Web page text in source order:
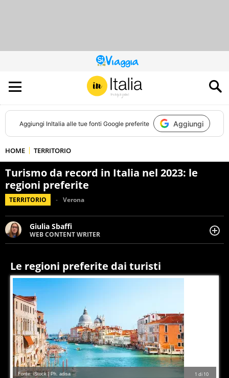
QUESTO
SITO
CONTRIBUISCE
ALL’AUDIENCE
DI
Aggiungi InItalia alle tue fonti Google preferite Aggiungi
HOME TERRITORIO
Turismo da record in Italia nel 2023: le
regioni preferite
TERRITORIO Verona
Giulia Sbaffi
WEB CONTENT WRITER
Web content writer appassionata di belle storie e di
natura, le piace tenersi informata su ciò che accade
intorno a lei.
Le regioni preferite dai turisti
1 di 10
Fonte: iStock | Ph. adisa